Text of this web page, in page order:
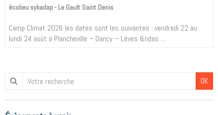
écolieu sykadap - Le Gault Saint Denis
Camp Climat 2026 les dates sont les suivantes : vendredi 22 au
lundi 24 août à Plancheville – Dancy – Lèves &ndas ...
OK